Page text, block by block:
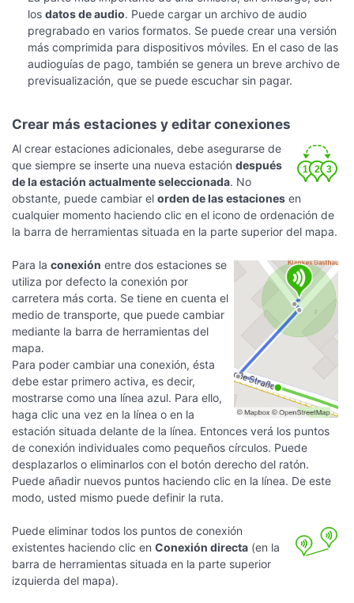
los datos de audio. Puede cargar un archivo de audio
pregrabado en varios formatos. Se puede crear una versión
más comprimida para dispositivos móviles. En el caso de las
audioguías de pago, también se genera un breve archivo de
previsualización, que se puede escuchar sin pagar.
Crear más estaciones y editar conexiones
Al crear estaciones adicionales, debe asegurarse de
que siempre se inserte una nueva estación después
de la estación actualmente seleccionada. No
obstante, puede cambiar el orden de las estaciones en
cualquier momento haciendo clic en el icono de ordenación de
la barra de herramientas situada en la parte superior del mapa.
Para la conexión entre dos estaciones se
utiliza por defecto la conexión por
carretera más corta. Se tiene en cuenta el
medio de transporte, que puede cambiar
mediante la barra de herramientas del
mapa.
Para poder cambiar una conexión, ésta
debe estar primero activa, es decir,
mostrarse como una línea azul. Para ello,
haga clic una vez en la línea o en la
estación situada delante de la línea. Entonces verá los puntos
de conexión individuales como pequeños círculos. Puede
desplazarlos o eliminarlos con el botón derecho del ratón.
Puede añadir nuevos puntos haciendo clic en la línea. De este
modo, usted mismo puede definir la ruta.
Puede eliminar todos los puntos de conexión
existentes haciendo clic en Conexión directa (en la
barra de herramientas situada en la parte superior
izquierda del mapa).